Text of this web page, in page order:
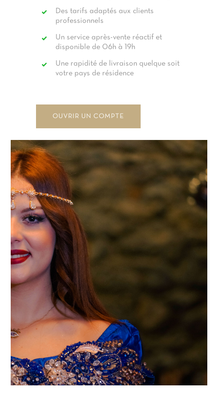
Des tarifs adaptés aux clients
professionnels
Un service après-vente réactif et
disponible de 06h à 19h
Une rapidité de livraison quelque soit
votre pays de résidence
OUVRIR UN COMPTE